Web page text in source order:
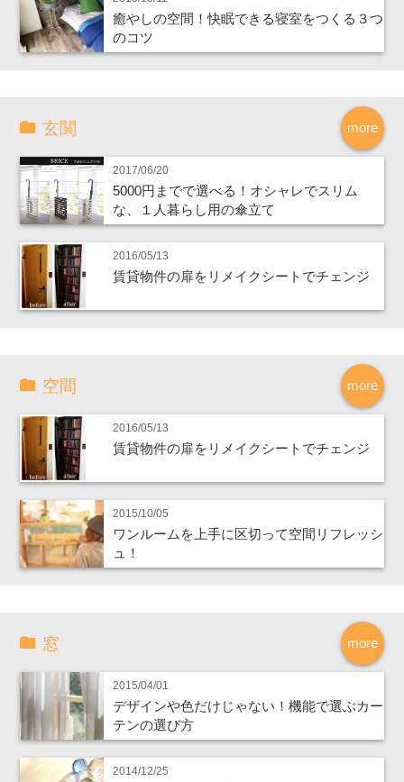
癒やしの空間！快眠できる寝室をつくる３つ
のコツ
more
玄関
2017/06/20
5000円までで選べる！オシャレでスリム
な、１人暮らし用の傘立て
2016/05/13
賃貸物件の扉をリメイクシートでチェンジ
more
空間
2016/05/13
賃貸物件の扉をリメイクシートでチェンジ
2015/10/05
ワンルームを上手に区切って空間リフレッシ
ュ！
more
窓
2015/04/01
デザインや色だけじゃない！機能で選ぶカー
テンの選び方
2014/12/25